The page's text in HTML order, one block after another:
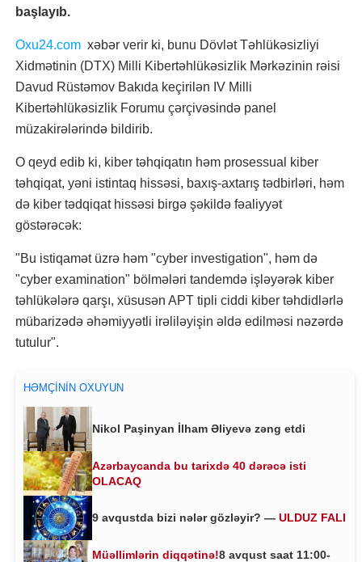
başlayıb.
Oxu24.com xəbər verir ki, bunu Dövlət Təhlükəsizliyi
Xidmətinin (DTX) Milli Kibertəhlükəsizlik Mərkəzinin rəisi
Davud Rüstəmov Bakıda keçirilən IV Milli
Kibertəhlükəsizlik Forumu çərçivəsində panel
müzakirələrində bildirib.
O qeyd edib ki, kiber təhqiqatın həm prosessual kiber
təhqiqat, yəni istintaq hissəsi, baxış-axtarış tədbirləri, həm
də kiber tədqiqat hissəsi birgə şəkildə fəaliyyət
göstərəcək:
"Bu istiqamət üzrə həm "cyber investigation", həm də
"cyber examination" bölmələri tandemdə işləyərək kiber
təhlükələrə qarşı, xüsusən APT tipli ciddi kiber təhdidlərlə
mübarizədə əhəmiyyətli irəliləyişin əldə edilməsi nəzərdə
tutulur".
HƏMÇININ OXUYUN
Nikol Paşinyan İlham Əliyevə zəng etdi
Azərbaycanda bu tarixdə 40 dərəcə isti
OLACAQ
9 avqustda bizi nələr gözləyir? — ULDUZ FALI
Müəllimlərin diqqətinə!8 avqust saat 11:00-